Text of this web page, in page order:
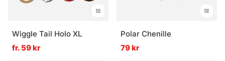
Wiggle Tail Holo XL
fr. 59 kr
Polar Chenille
79 kr